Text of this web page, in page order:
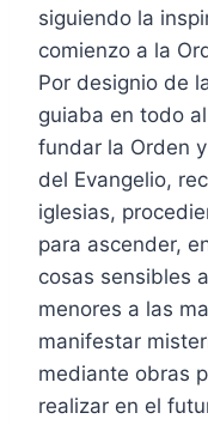
siguiendo la
comienzo a la
Por designio de
guiaba en todo
fundar la Orden
del Evangelio,
iglesias,
para ascender,
cosas sensibles
menores a las
manifestar
mediante obras
realizar en el